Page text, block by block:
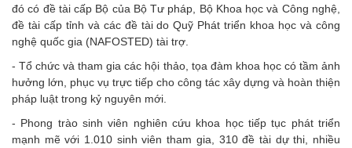
đó có đề tài cấp Bộ của Bộ Tư pháp, Bộ Khoa học và Công nghệ,
đề tài cấp tỉnh và các đề tài do Quỹ Phát triển khoa học và công
nghệ quốc gia (NAFOSTED) tài trợ.
- Tổ chức và tham gia các hội thảo, tọa đàm khoa học có tầm ảnh
hưởng lớn, phục vụ trực tiếp cho công tác xây dựng và hoàn thiện
pháp luật trong kỷ nguyên mới.
- Phong trào sinh viên nghiên cứu khoa học tiếp tục phát triển
mạnh mẽ với 1.010 sinh viên tham gia, 310 đề tài dự thi, nhiều